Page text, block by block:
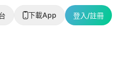
下載App 登入/註冊